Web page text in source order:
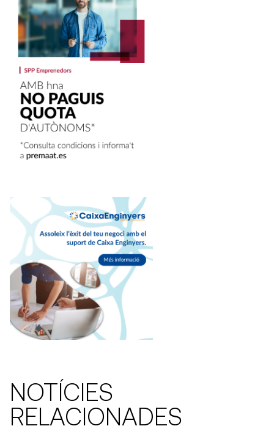
NOTÍCIES
RELACIONADES